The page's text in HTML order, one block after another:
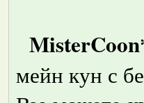
мейн кун с